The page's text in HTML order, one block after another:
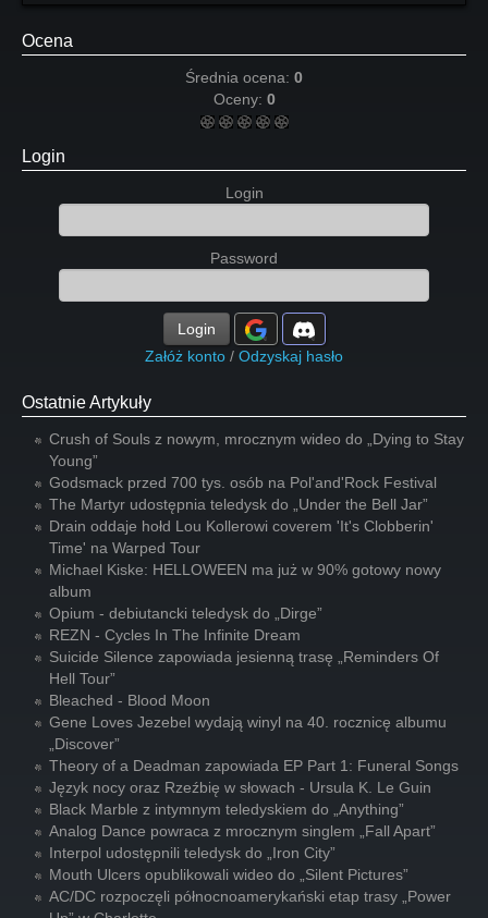
Ocena
Średnia ocena: 0
Oceny: 0
Login
Login
Password
Login
Załóż konto / Odzyskaj hasło
Ostatnie Artykuły
Crush of Souls z nowym, mrocznym wideo do „Dying to Stay
Young”
Godsmack przed 700 tys. osób na Pol'and'Rock Festival
The Martyr udostępnia teledysk do „Under the Bell Jar”
Drain oddaje hołd Lou Kollerowi coverem 'It's Clobberin'
Time' na Warped Tour
Michael Kiske: HELLOWEEN ma już w 90% gotowy nowy
album
Opium - debiutancki teledysk do „Dirge”
REZN - Cycles In The Infinite Dream
Suicide Silence zapowiada jesienną trasę „Reminders Of
Hell Tour”
Bleached - Blood Moon
Gene Loves Jezebel wydają winyl na 40. rocznicę albumu
„Discover”
Theory of a Deadman zapowiada EP Part 1: Funeral Songs
Język nocy oraz Rzeźbię w słowach - Ursula K. Le Guin
Black Marble z intymnym teledyskiem do „Anything”
Analog Dance powraca z mrocznym singlem „Fall Apart”
Interpol udostępnili teledysk do „Iron City”
Mouth Ulcers opublikowali wideo do „Silent Pictures”
AC/DC rozpoczęli północnoamerykański etap trasy „Power